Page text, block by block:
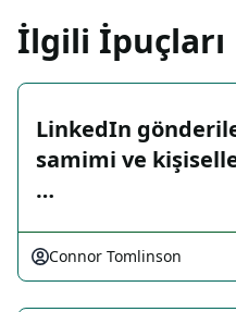
İlgili İpuçları
LinkedIn
samimi ve
…
Connor Tomlinson